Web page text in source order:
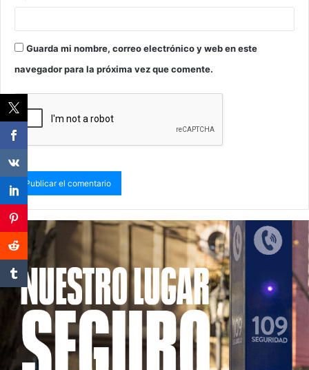
Guarda mi nombre, correo electrónico y web en este
navegador para la próxima vez que comente.